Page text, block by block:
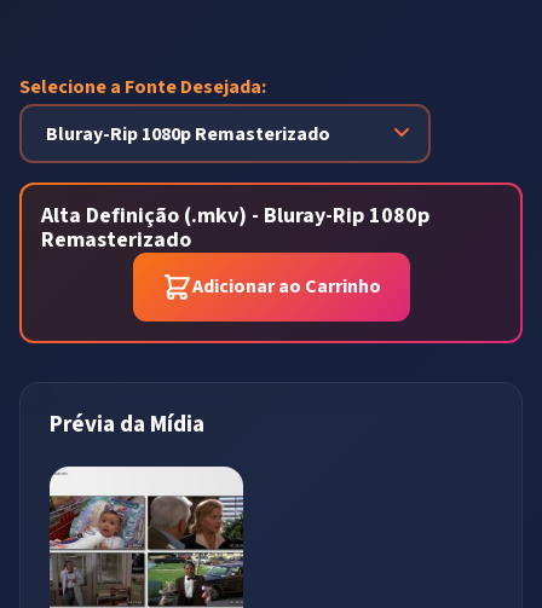
Selecione a Fonte Desejada:
Alta Definição (.mkv) - Bluray-Rip 1080p
Remasterizado
Adicionar ao Carrinho
Prévia da Mídia